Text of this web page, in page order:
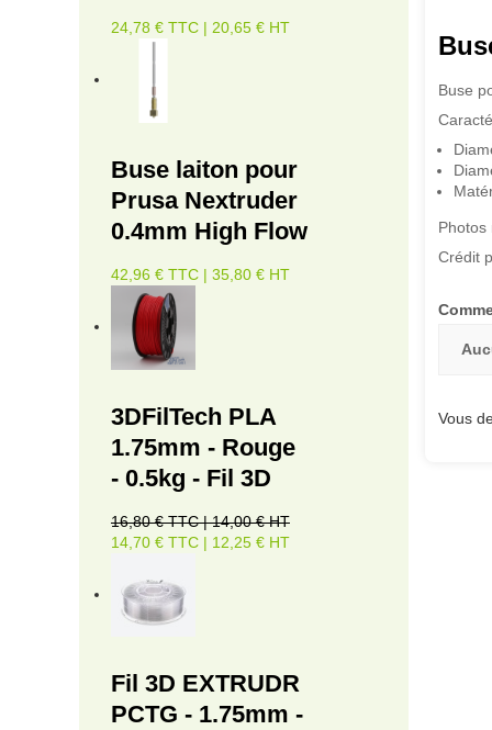
24,78 € TTC | 20,65 € HT
Buse laiton pour
Prusa Nextruder
0.4mm High Flow
42,96 € TTC | 35,80 € HT
3DFilTech PLA
1.75mm - Rouge
- 0.5kg - Fil 3D
16,80 € TTC | 14,00 € HT
14,70 € TTC | 12,25 € HT
Fil 3D EXTRUDR
PCTG - 1.75mm -
Buse
Photos
Crédit
Vous